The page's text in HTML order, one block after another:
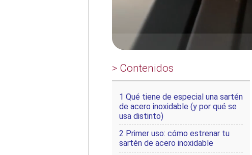
> Contenidos
1 Qué tiene de especial una sartén
de acero inoxidable (y por qué se
usa distinto)
2 Primer uso: cómo estrenar tu
sartén de acero inoxidable